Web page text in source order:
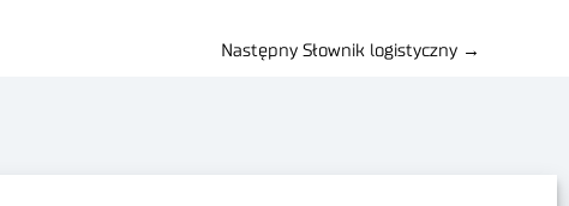
Następny Słownik logistyczny →